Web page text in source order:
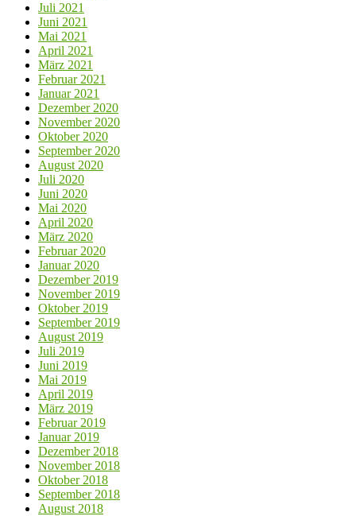
Juli 2021
Juni 2021
Mai 2021
April 2021
März 2021
Februar 2021
Januar 2021
Dezember 2020
November 2020
Oktober 2020
September 2020
August 2020
Juli 2020
Juni 2020
Mai 2020
April 2020
März 2020
Februar 2020
Januar 2020
Dezember 2019
November 2019
Oktober 2019
September 2019
August 2019
Juli 2019
Juni 2019
Mai 2019
April 2019
März 2019
Februar 2019
Januar 2019
Dezember 2018
November 2018
Oktober 2018
September 2018
August 2018